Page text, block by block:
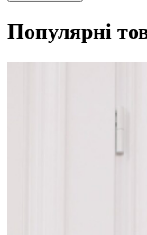
Популярні